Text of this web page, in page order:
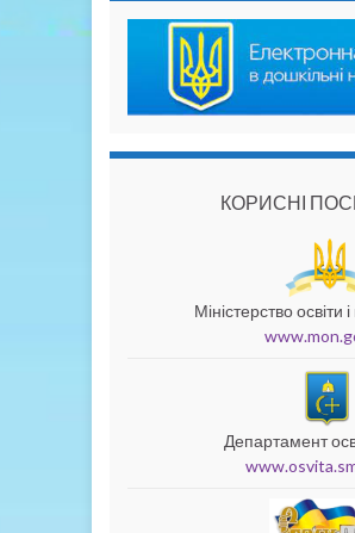
КОРИСНІ
Міністерство освіти
Департамент